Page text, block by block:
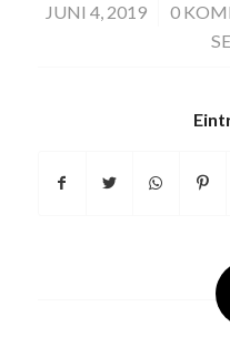
JUNI 4, 2019
/ 0